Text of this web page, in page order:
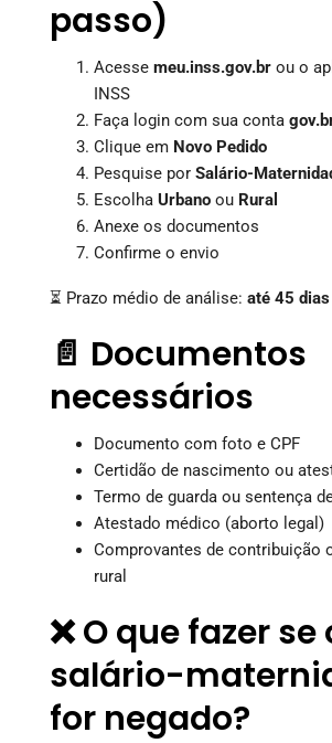
passo)
Acesse meu.inss.gov.br ou o
INSS
Faça login com sua conta
Clique em Novo Pedido
Pesquise por Salário-
Escolha Urbano ou Rural
Anexe os documentos
Confirme o envio
⏳ Prazo médio de análise: até 45 dias
📄 Documentos
necessários
Documento com foto e CPF
Certidão de nascimento ou
Termo de guarda ou sentença
Atestado médico (aborto legal)
Comprovantes de contribuição
rural
❌ O que fazer se
salário-
for negado?